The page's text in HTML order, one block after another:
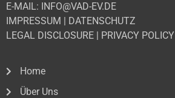
E-MAIL: INFO@VAD-EV.DE
IMPRESSUM
DATENSCHUTZ
LEGAL DISCLOSURE
PRIVACY POLICY
Home
Über Uns